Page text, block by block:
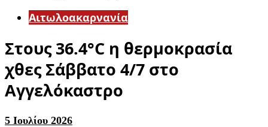
Αιτωλοακαρνανία
Στους 36.4°C η θερμοκρασία
χθες Σάββατο 4/7 στο
Αγγελόκαστρο
5 Ιουλίου 2026